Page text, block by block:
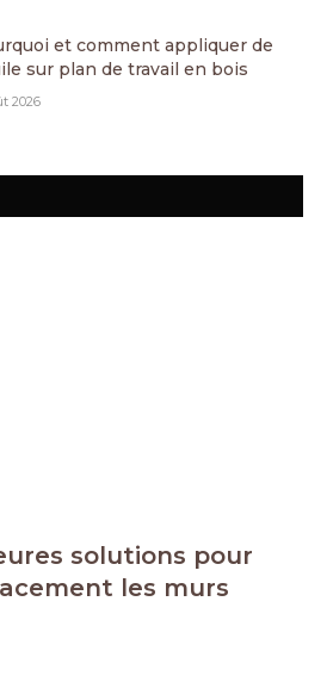
et comment appliquer de
sur plan de travail en bois
2026
solutions pour
les murs